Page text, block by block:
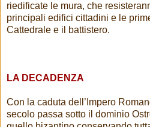
riedificate le mura, che
principali edifici cittadini e le
Cattedrale e il battistero.
LA DECADENZA
Con la caduta dell’Impero
secolo passa sotto il dominio